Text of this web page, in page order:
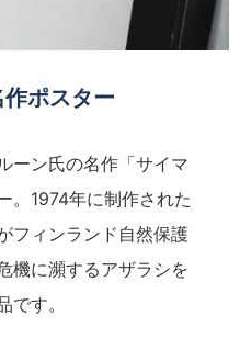
ポスター
ーン氏の名作「サイマ
。1974年に制作された
フィンランド自然保護
機に瀕するアザラシを
す。